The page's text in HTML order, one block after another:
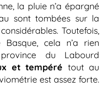
la pluie n’a épargné
sont tombées sur la
Toutefois,
cela n’a rien
du Labourd
et tempéré tout au
est assez forte.